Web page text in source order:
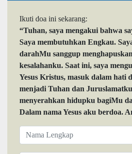
Ikuti doa ini sekarang:
“Tuhan, saya mengakui bahwa
Saya membutuhkan Engkau.
darahMu sanggup
kesalahanku. Saat ini, saya
Yesus Kristus, masuk dalam hati
menjadi Tuhan dan
menyerahkan hidupku bagiMu
Dalam nama Yesus aku berdoa.